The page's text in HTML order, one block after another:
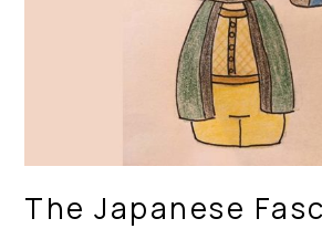
The Japanese